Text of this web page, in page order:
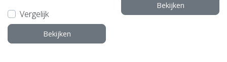
Vergelijk
Bekijken
Bekijken